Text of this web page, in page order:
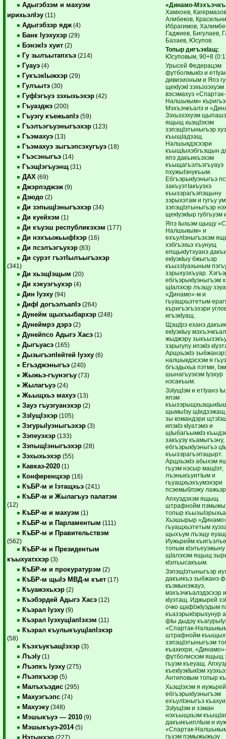
Адыгэбзэм и махуэм
ирихьэлIэу (11)
Адыгэбзэр ядж (4)
Банк Iуэхухэр (29)
БэнэкIэ хуит (2)
Гу зылъытапхъэ (214)
Гуауэ (4)
ГукъэкIыжхэр (29)
Гулъытэ (30)
ГуфIэгъуэ зэхыхьэхэр (42)
Гъуазджэ (200)
Гъуэгу къежьапIэ (59)
Гъэлъэгъуэныгъэхэр (123)
Гъэмахуэ (13)
Гъэмахуэ зыгъэпсэхугъуэ (18)
Гъэсэныгъэ (14)
ГъэщIэгъуэнщ (31)
ДАХ (69)
Джэрпэджэж (9)
Дзюдо (2)
Ди зэпыщIэныгъэхэр (34)
Ди куейхэм (1)
Ди къуэш республикэхэм (177)
Ди нэхъыжьыфIхэр (16)
Ди псэлъэгъухэр (83)
Ди сурэт гъэтIылъыгъэхэр
(341)
Ди хьэщIэщым (20)
Ди хэкуэгъухэр (4)
Дин Iуэху (94)
ДифI догъэлъапIэ (264)
Дунейм щыхъыбархэр (248)
Дунеймрэ дэрэ (2)
Дунейпсо Адыгэ Хасэ (1)
Дыгъуасэ (165)
ДызыгъэпIейтей Iуэху (6)
Егъэджэныгъэ (240)
Жыжьэ-гъунэгъу (73)
Жылагъуэ (24)
Жьыщхьэ махуэ (13)
Зауэ гъуэгуанэхэр (2)
ЗэIущIэхэр (105)
ЗэгурыIуэныгъэхэр (3)
Зэпеуэхэр (133)
ЗэпыщIэныгъэхэр (28)
Зэхыхьэхэр (55)
Кавказ-2020 (1)
Конференцхэр (16)
КъБР-м и Iэтащхьэ (241)
КъБР-м и Жылагъуэ палатэм
(12)
КъБР-м и махуэм (1)
КъБР-м и Парламентым (111)
КъБР-м и Правительствэм
(562)
КъБР-м и Президентым
къыхуатххэр (3)
КъБР-м и прокуратурэм (2)
КъБР-м щыIэ МВД-м къет (17)
Къуажэхьхэр (2)
Къэбэрдей Адыгэ Хасэ (12)
Къэрал Iуэху (9)
Къэрал IуэхущIапIэхэм (11)
Къэрал къулыкъущIапIэхэр
(58)
КъэхъукъащIэхэр (3)
ЛъэIу (1)
Лъэпкъ Iуэху (275)
Лъэпкъхэр (5)
Малъхъэдис (295)
Махуэгъэпс (74)
Махуэку (348)
Мэшыкъуэ — 2010 (9)
Мэшыкъуэ-2014(5)
Нэтынхэр (227)
«Динамо-
Хамхоев,
Алибеков,
Ибрагимов,
Гаджиев, Бигулаев,
Базаев, Юсупов.
Топыр дигъэкIащ:
Юсуповым, 90+8
Урысей Федерацэм
футболмыкIэ и
дивизионым и Япэ
щекIуэкI зэхьэзэхуэм
вэсэмахуэ «Спартак-
Налшыкым»
Мэхъэчкъалэ и
Зэхьэзэхуэм
ящыщ хьэщIэхэм
зэпэщIэтыныгъэр
къыщIадзащ.
Налшыкдэсхэри
къыщIыхэбгъэщын
япэ дакъикъэхэм
къыщагъэлъэгъуауэ
пхужыIэнукъым.
ЕбгъэрыкIуэныгъэ
закъуэтIакъуэхэ
къызэрагъэпэщыну
зэрыхэтам и гугъу
зэпэщIэтыныгъэр
щекIуэкIыр губгъуэм
Япэ Iыхьэм щыщу
Налшыкым» и
ехъулIэныгъэхэм
хэбгъэхьэ хъунущ
епщыкIутхуанэ
екIуэкIыу бжыгъэр
къызэIуахыным
зэрыхуэхъуар.
ебгъэрыкIуэныгъэм
щIалэхэр лъэщу
«Динамо»-м и
гъуащхьэтетым
къригъэгъэзэри
игъэкIуащ.
ЩэщIрэ еханэ
екIуэкIыу
жыджэру
зэрыгупу ипэкIэ
АрщхьэкIэ
налшыкдэсхэм я
бгъэдыхьа пэтми,
шынагъуэхэм Iуэхур
нэсакъым.
ЗэIущIэм и етIуанэ
япэм
щымыIэу щIидзэжащ.
зы командэри
ипэкIэ кIуатэмэ и
щIыбагъымкIэ
закъуэу къамыгъэну,
ебгъэрыкIуэныгъэ
къызэрагъэпэщырт.
АрщхьэкIэ абыхэм
гъуэм нэсыр мащIэт,
лъэныкъуитIым и
гъуащхьэхъумэхэри
псэемыблэжу
Апхуэдэхэм ящыщ
штрафнойм
топыр къызыIэрыхьа
Хьэшырыр
гъуащхьэтетым
щыхъум лъэщу
Иужьрейм
топым кIэлъеуэжыну
щIалэхэм ящыщ
кIэлъысакъым.
ЗэпэщIэтыныгъэр
дакъикъэ зыбжанэ
къэмынэжауэ,
мэхъэчкъалэдэсхэр
кIуэтащ. Иджырей
очко щафIэкIуэдым
къазэрыкIэрыхунур
фIы дыдэу
«Спартак-
штрафнойм
зэпэщIэтыныгъэм
къахихри,
футболисхэм ящыщ
гъуэм къеуащ.
къекIуэкIыкIэм
Антиповым топыр
ХьэщIэхэм я иужьрей
ебгъэрыкIуэныгъэм
ехъулIэныгъэ
ЗэIущIэм и зэман
нэхъыщхьэм
дакъикъиплIым и
«Спартак-
гъуэм пэмыжыжьэу